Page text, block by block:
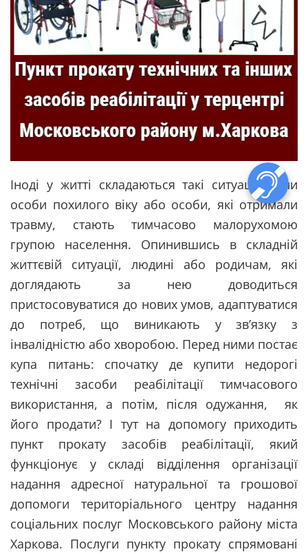
Іноді у житті складаються такі ситуації, коли
особи похилого віку або особи, які отримали
травму, стають тимчасово малорухомою
групою населення. Опинившись в складній
життєвій ситуації, людині або родичам, які
доглядають за нею доводиться
пристосовуватися до нових умов, адаптуватися
до потреб, що виникають у зв’язку з
інвалідністю або хворобою. Перед ними постає
купа питань: спочатку де купити недорогі
технічні засоби реабілітації тимчасового
використання, а потім, після одужання, як
його продати? І тут на допомогу приходить
пункт прокату засобів реабілітації, який
функціонує у складі відділення організації
надання адресної натуральної та грошової
допомоги територіального центру надання
соціальних послуг Московського району міста
Харкова. Послуги пункту прокату спрямовані